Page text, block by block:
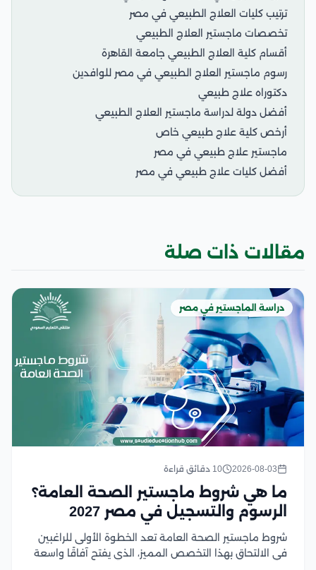
ترتيب كليات العلاج الطبيعي في مصر
تخصصات ماجستير العلاج الطبيعي
أقسام كلية العلاج الطبيعي جامعة القاهرة
رسوم ماجستير العلاج الطبيعي في مصر للوافدين
دكتوراه علاج طبيعي
أفضل دولة لدراسة ماجستير العلاج الطبيعي
أرخص كلية علاج طبيعي خاص
ماجستير علاج طبيعي في مصر
أفضل كليات علاج طبيعي في مصر
مقالات ذات صلة
دراسة الماجستير في مصر
2026-08-03 10 دقائق قراءة
ما هي شروط ماجستير الصحة العامة؟
الرسوم والتسجيل في مصر 2027
شروط ماجستير الصحة العامة تعد الخطوة الأولى للراغبين
في الالتحاق بهذا التخصص المميز، الذي يفتح آفاقًا واسعة